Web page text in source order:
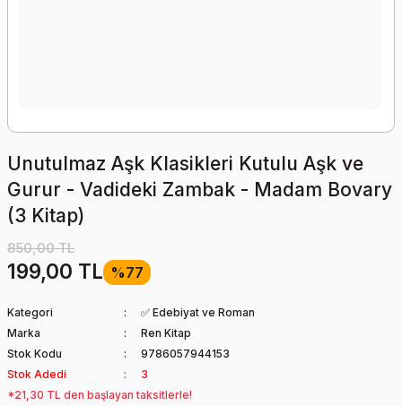
Unutulmaz Aşk Klasikleri Kutulu Aşk ve
Gurur - Vadideki Zambak - Madam Bovary
(3 Kitap)
850,00 TL
199,00 TL %77
Kategori
✅ Edebiyat ve Roman
Marka
Ren Kitap
Stok Kodu
9786057944153
Stok Adedi
3
*21,30 TL den başlayan taksitlerle!